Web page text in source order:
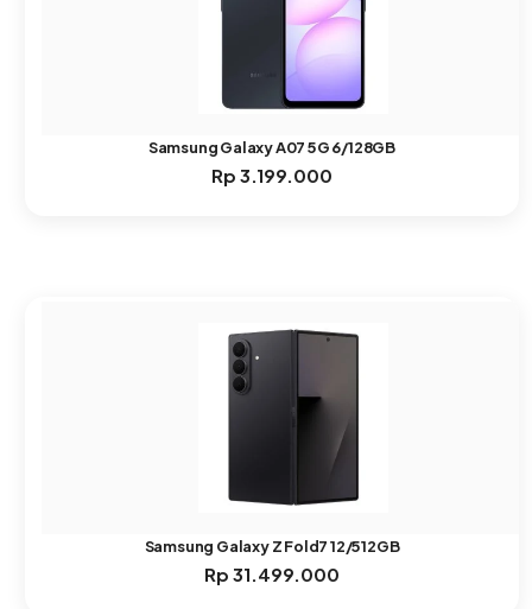
Samsung Galaxy A07 5G 6/128GB
Rp 3.199.000
Samsung Galaxy Z Fold7 12/512GB
Rp 31.499.000